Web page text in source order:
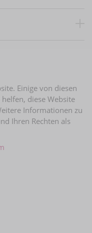
Einige von diesen
diese Website
Informationen zu
Ihren Rechten als